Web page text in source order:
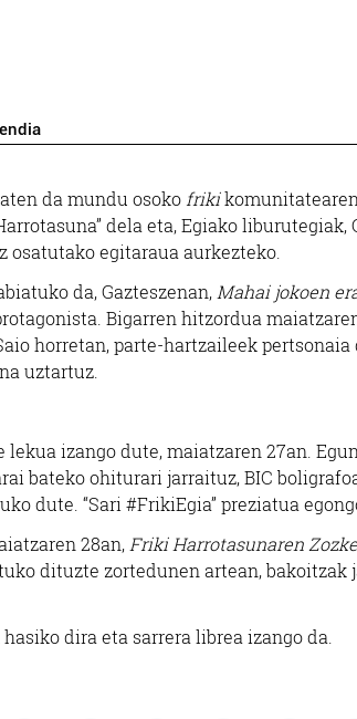
da mundu osokofriki
dela eta, Egiako
egitaraua aurkezteko.
da, Gazteszenan,Mahai jokoen
Bigarren hitzordua
horretan, parte-hartzaileek
uztartuz.
izango dute, maiatzaren 27an.
bateko ohiturari jarraituz, BIC
dute. “Sari #FrikiEgia” preziatua
28an,Friki Harrotasunaren
dituzte zortedunen artean,
dira eta sarrera librea izango da.